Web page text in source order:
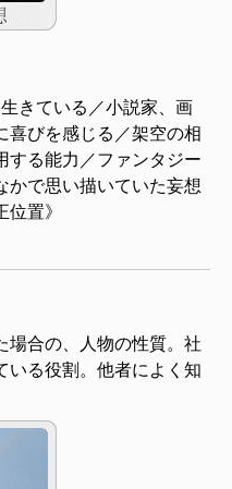
きている／小説家、画
喜びを感じる／架空の相
する能力／ファンタジー
かで思い描いていた妄想
置》
場合の、人物の性質。社
いる役割。他者によく知